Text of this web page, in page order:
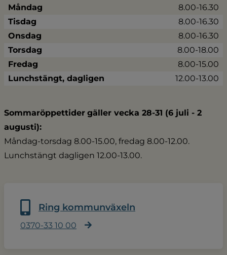
Måndag
8.00-16.30
Tisdag
8.00-16.30
Onsdag
8.00-16.30
Torsdag
8.00-18.00
Fredag
8.00-15.00
Lunchstängt, dagligen
12.00-13.00
Sommaröppettider gäller vecka 28-31 (6 juli - 2
augusti):
Måndag-torsdag 8.00-15.00, fredag 8.00-12.00.
Lunchstängt dagligen 12.00-13.00.
Ring kommunväxeln
0370-33 10 00